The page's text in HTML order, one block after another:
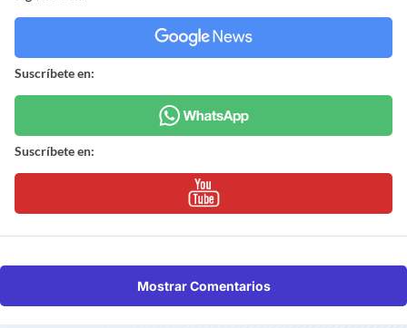
Suscríbete en:
Suscríbete en:
Mostrar Comentarios